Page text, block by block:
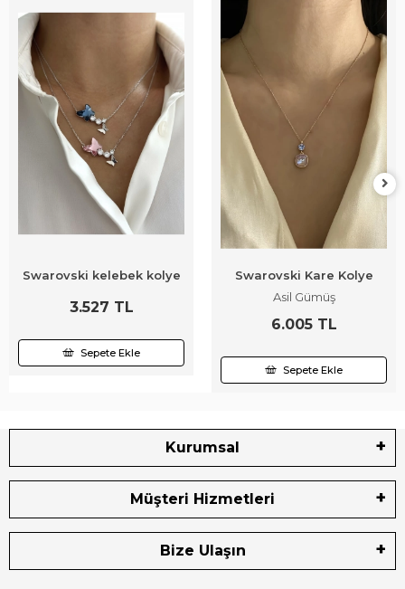
Swarovski kelebek kolye
3.527 TL
Sepete Ekle
Swarovski Kare Kolye
Asil Gümüş
6.005 TL
Sepete Ekle
Kurumsal
Müşteri Hizmetleri
Bize Ulaşın